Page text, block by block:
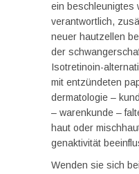
ein beschleunigtes
verantwortlich,
neuer hautzellen
der
Isotretinoin-
mit entzündeten
dermatologie –
– warenkunde –
haut oder
genaktivität
Wenden sie sich